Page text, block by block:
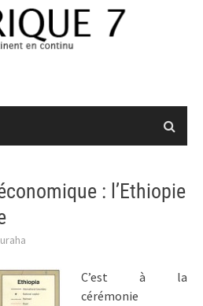
: l’Ethiopie
C’est à la
cérémonie